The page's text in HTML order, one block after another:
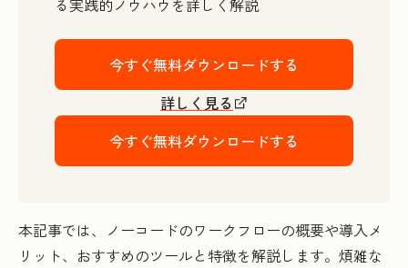
る実践的ノウハウを詳しく解説
今すぐ無料ダウンロードする
詳しく見る
今すぐ無料ダウンロードする
本記事では、ノーコードのワークフローの概要や導入メ
リット、おすすめのツールと特徴を解説します。煩雑な